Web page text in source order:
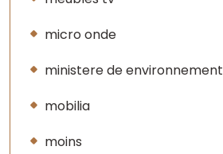
micro onde
ministere de environnement
mobilia
moins